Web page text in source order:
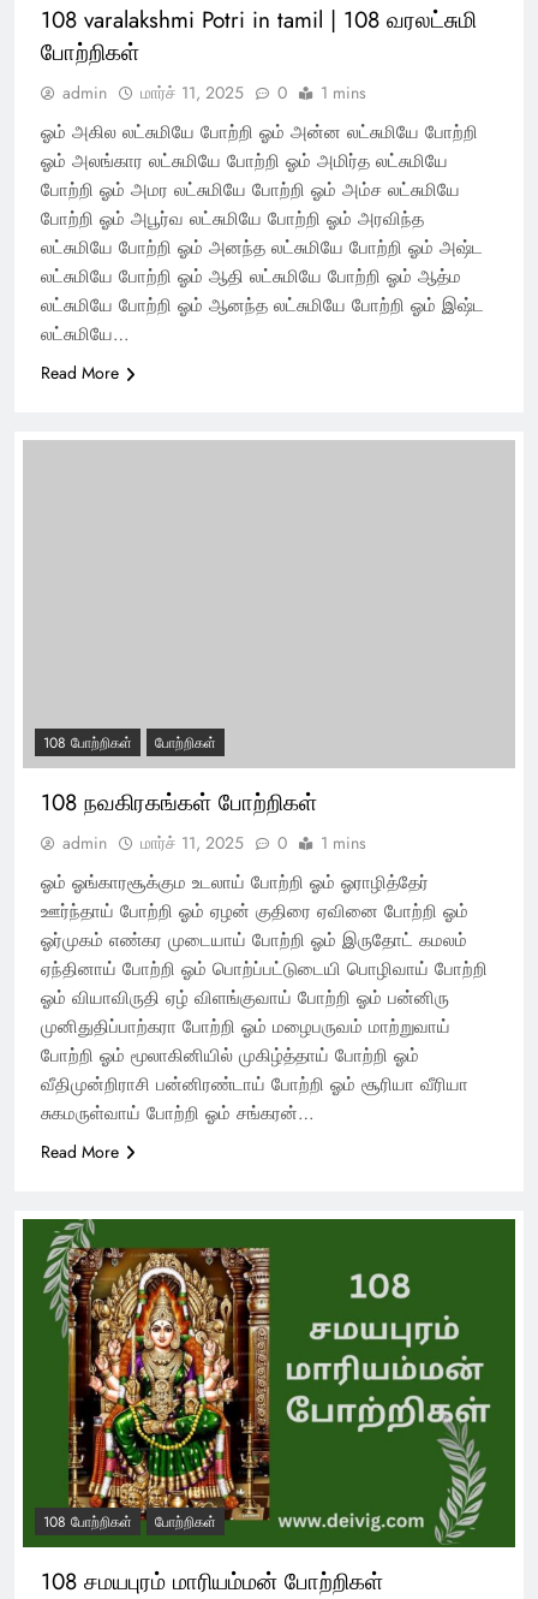
108 varalakshmi Potri in tamil | 108 வரலட்சுமி
போற்றிகள்
admin மார்ச் 11, 2025 0 1 mins
ஓம் அகில லட்சுமியே போற்றி ஓம் அன்ன லட்சுமியே போற்றி
ஓம் அலங்கார லட்சுமியே போற்றி ஓம் அமிர்த லட்சுமியே
போற்றி ஓம் அமர லட்சுமியே போற்றி ஓம் அம்ச லட்சுமியே
போற்றி ஓம் அபூர்வ லட்சுமியே போற்றி ஓம் அரவிந்த
லட்சுமியே போற்றி ஓம் அனந்த லட்சுமியே போற்றி ஓம் அஷ்ட
லட்சுமியே போற்றி ஓம் ஆதி லட்சுமியே போற்றி ஓம் ஆத்ம
லட்சுமியே போற்றி ஓம் ஆனந்த லட்சுமியே போற்றி ஓம் இஷ்ட
லட்சுமியே…
Read More
108 போற்றிகள் போற்றிகள்
108 நவகிரகங்கள் போற்றிகள்
admin மார்ச் 11, 2025 0 1 mins
ஓம் ஓங்காரசூக்கும உடலாய் போற்றி ஓம் ஓராழித்தேர்
ஊர்ந்தாய் போற்றி ஓம் ஏழன் குதிரை ஏவினை போற்றி ஓம்
ஓர்முகம் எண்கர முடையாய் போற்றி ஓம் இருதோட் கமலம்
ஏந்தினாய் போற்றி ஓம் பொற்ப்பட்டுடையி பொழிவாய் போற்றி
ஓம் வியாவிருதி ஏழ் விளங்குவாய் போற்றி ஓம் பன்னிரு
முனிதுதிப்பாற்கரா போற்றி ஓம் மழைபருவம் மாற்றுவாய்
போற்றி ஓம் மூலாகினியில் முகிழ்த்தாய் போற்றி ஓம்
வீதிமுன்றிராசி பன்னிரண்டாய் போற்றி ஓம் சூரியா வீரியா
சுகமருள்வாய் போற்றி ஓம் சங்கரன்…
Read More
108 போற்றிகள் போற்றிகள்
108 சமயபுரம் மாரியம்மன் போற்றிகள்